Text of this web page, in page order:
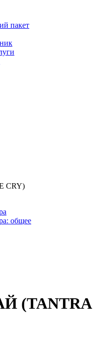
пакет
общее
(TANTRA